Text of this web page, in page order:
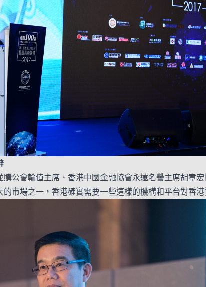
公會輪值主席、香港中國金融協會永遠名譽主席胡章
市場之一，香港確實需要一些這樣的機構和平台對香